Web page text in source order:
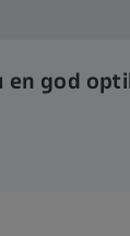
en god